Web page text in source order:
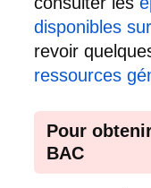
disponibles
revoir
ressources
Pour
BAC